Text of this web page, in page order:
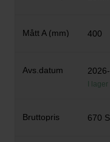
400
I lager
670